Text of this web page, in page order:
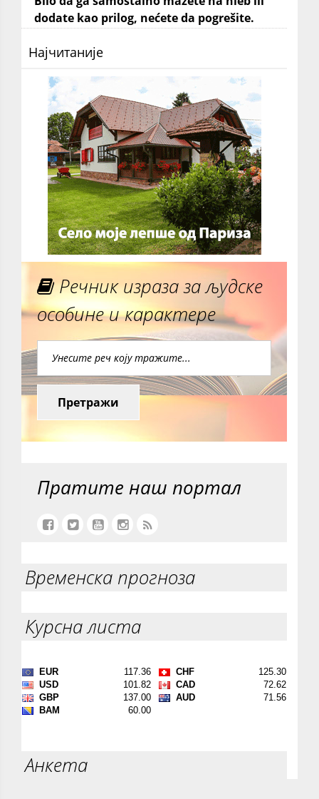
dodate kao prilog, nećete da pogrešite.
Најчитаније
Речник израза за људске
особине и карактере
Претражи
Пратите наш портал
Временска прогноза
Курсна листа
Анкета